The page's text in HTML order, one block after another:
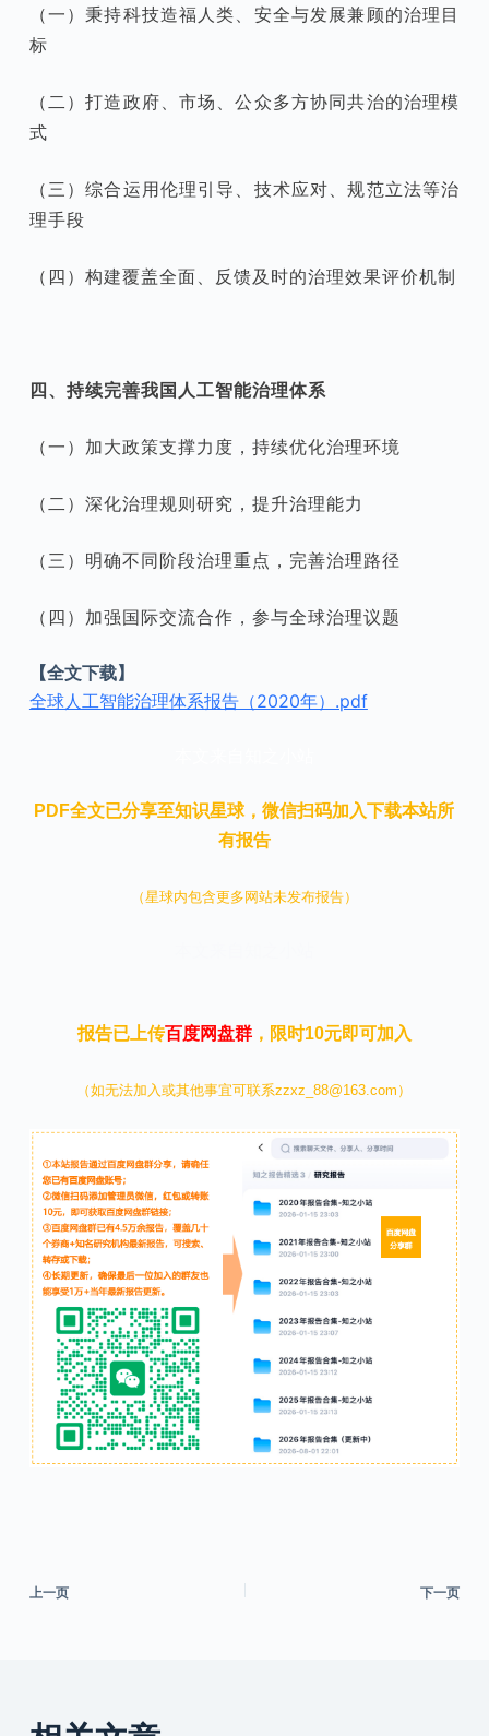
（一）秉持科技造福人类、安全与发展兼顾的治理目
标
（二）打造政府、市场、公众多方协同共治的治理模
式
（三）综合运用伦理引导、技术应对、规范立法等治
理手段
（四）构建覆盖全面、反馈及时的治理效果评价机制
四、持续完善我国人工智能治理体系
（一）加大政策支撑力度，持续优化治理环境
（二）深化治理规则研究，提升治理能力
（三）明确不同阶段治理重点，完善治理路径
（四）加强国际交流合作，参与全球治理议题
【全文下载】
全球人工智能治理体系报告（2020年）.pdf
PDF全文已分享至知识星球，微信扫码加入下载本站所
有报告
（星球内包含更多网站未发布报告）
报告已上传百度网盘群，限时10元即可加入
（如无法加入或其他事宜可联系zzxz_88@163.com）
上一页 下一页